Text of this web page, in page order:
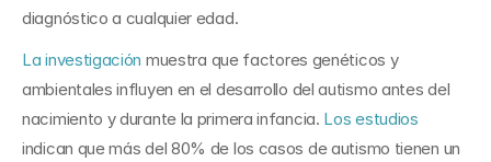
diagnóstico a cualquier edad.
La investigación muestra que factores genéticos y
ambientales influyen en el desarrollo del autismo antes del
nacimiento y durante la primera infancia. Los estudios
indican que más del 80% de los casos de autismo tienen un